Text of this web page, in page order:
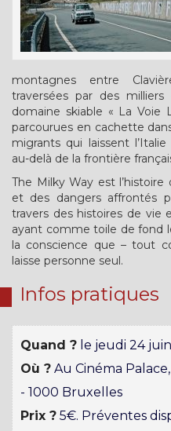
montagnes entre
traversées par des
domaine skiable « La Voie
parcourues en cachette
migrants qui laissent
au-delà de la frontière
The Milky Way est
et des dangers affrontés
travers des histoires de vie
ayant comme toile de fond
la conscience que – tout
laisse personne seul.
Infos pratiques
Quand ? le jeudi 24
Où ? Au Cinéma
- 1000 Bruxelles
Prix ? 5€. Préventes